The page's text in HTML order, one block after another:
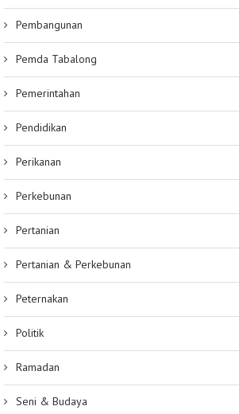
Pembangunan
Pemda Tabalong
Pemerintahan
Pendidikan
Perikanan
Perkebunan
Pertanian
Pertanian & Perkebunan
Peternakan
Politik
Ramadan
Seni & Budaya